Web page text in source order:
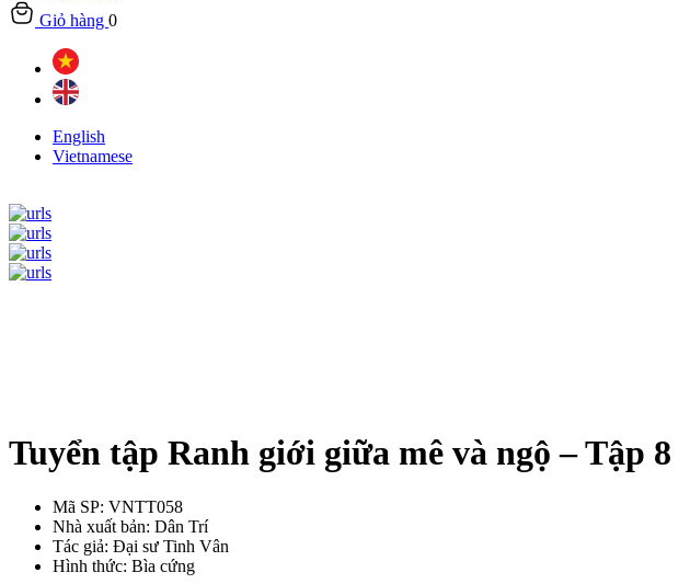
Giỏ hàng 0
English
Vietnamese
Tuyển tập Ranh giới giữa mê và ngộ – Tập 8
Mã SP: VNTT058
Nhà xuất bản: Dân Trí
Tác giả: Đại sư Tinh Vân
Hình thức: Bìa cứng